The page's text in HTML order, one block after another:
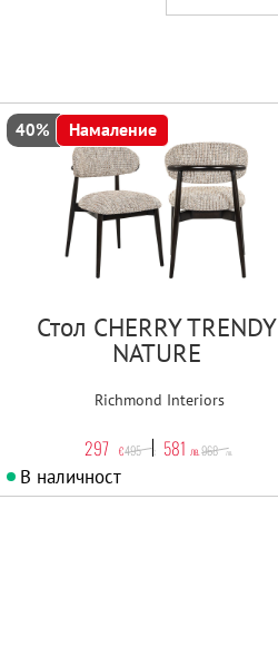
40% Намаление
Стол CHERRY TRENDY
NATURE
Richmond Interiors
297 €495 € 581 лв.968 лв.
В наличност